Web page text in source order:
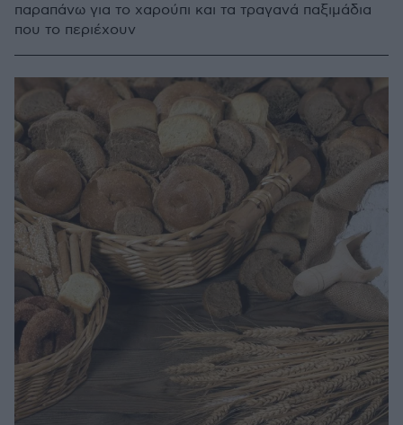
παραπάνω για το χαρούπι και τα τραγανά παξιμάδια
που το περιέχουν